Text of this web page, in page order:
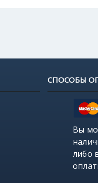
СПОСОБЫ
Вы
либо